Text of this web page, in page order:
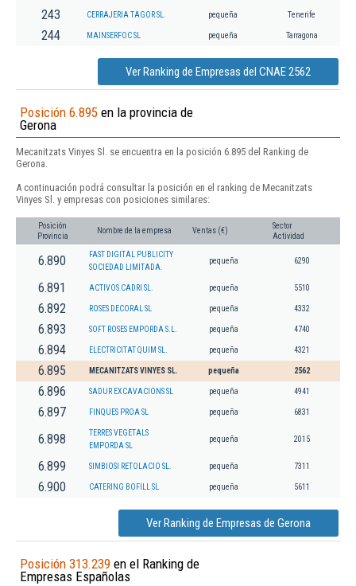
243 CERRAJERIA TAGOR SL. pequeña Tenerife
244 MAINSERFOC SL pequeña Tarragona
Ver Ranking de Empresas del CNAE 2562
Posición 6.895 en la provincia de
Gerona
Mecanitzats Vinyes Sl. se encuentra en la posición 6.895 del Ranking de
Gerona.
A continuación podrá consultar la posición en el ranking de Mecanitzats
Vinyes Sl. y empresas con posiciones similares:
Posición
Provincia
Nombre de la empresa Ventas (€)
Sector
Actividad
6.890
FAST DIGITAL PUBLICITY
SOCIEDAD LIMITADA.
pequeña 6290
6.891 ACTIVOS CADRI SL. pequeña 5510
6.892 ROSES DECORAL SL pequeña 4332
6.893 SOFT ROSES EMPORDA S.L. pequeña 4740
6.894 ELECTRICITAT QUIM SL. pequeña 4321
6.895 MECANITZATS VINYES SL. pequeña 2562
6.896 SADUR EXCAVACIONS SL pequeña 4941
6.897 FINQUES PROA SL pequeña 6831
6.898
TERRES VEGETALS
EMPORDA SL
pequeña 2015
6.899 SIMBIOSI RETOLACIO SL. pequeña 7311
6.900 CATERING BOFILL SL pequeña 5611
Ver Ranking de Empresas de Gerona
Posición 313.239 en el Ranking de
Empresas Españolas